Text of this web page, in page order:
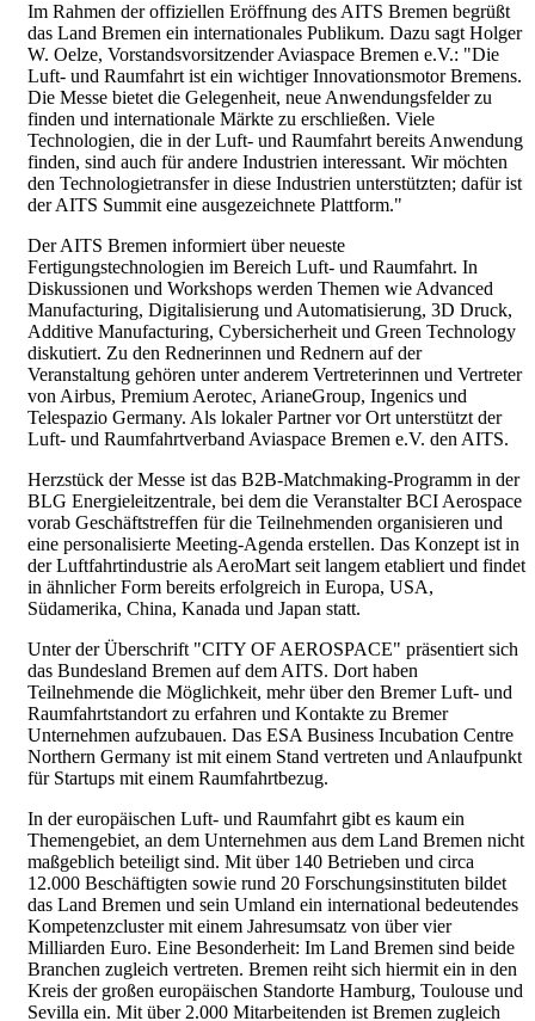
Im Rahmen der offiziellen Eröffnung des AITS Bremen begrüßt
das Land Bremen ein internationales Publikum. Dazu sagt Holger
W. Oelze, Vorstandsvorsitzender Aviaspace Bremen e.V.: "Die
Luft- und Raumfahrt ist ein wichtiger Innovationsmotor Bremens.
Die Messe bietet die Gelegenheit, neue Anwendungsfelder zu
finden und internationale Märkte zu erschließen. Viele
Technologien, die in der Luft- und Raumfahrt bereits Anwendung
finden, sind auch für andere Industrien interessant. Wir möchten
den Technologietransfer in diese Industrien unterstützten; dafür ist
der AITS Summit eine ausgezeichnete Plattform."
Der AITS Bremen informiert über neueste
Fertigungstechnologien im Bereich Luft- und Raumfahrt. In
Diskussionen und Workshops werden Themen wie Advanced
Manufacturing, Digitalisierung und Automatisierung, 3D Druck,
Additive Manufacturing, Cybersicherheit und Green Technology
diskutiert. Zu den Rednerinnen und Rednern auf der
Veranstaltung gehören unter anderem Vertreterinnen und Vertreter
von Airbus, Premium Aerotec, ArianeGroup, Ingenics und
Telespazio Germany. Als lokaler Partner vor Ort unterstützt der
Luft- und Raumfahrtverband Aviaspace Bremen e.V. den AITS.
Herzstück der Messe ist das B2B-Matchmaking-Programm in der
BLG Energieleitzentrale, bei dem die Veranstalter BCI Aerospace
vorab Geschäftstreffen für die Teilnehmenden organisieren und
eine personalisierte Meeting-Agenda erstellen. Das Konzept ist in
der Luftfahrtindustrie als AeroMart seit langem etabliert und findet
in ähnlicher Form bereits erfolgreich in Europa, USA,
Südamerika, China, Kanada und Japan statt.
Unter der Überschrift "CITY OF AEROSPACE" präsentiert sich
das Bundesland Bremen auf dem AITS. Dort haben
Teilnehmende die Möglichkeit, mehr über den Bremer Luft- und
Raumfahrtstandort zu erfahren und Kontakte zu Bremer
Unternehmen aufzubauen. Das ESA Business Incubation Centre
Northern Germany ist mit einem Stand vertreten und Anlaufpunkt
für Startups mit einem Raumfahrtbezug.
In der europäischen Luft- und Raumfahrt gibt es kaum ein
Themengebiet, an dem Unternehmen aus dem Land Bremen nicht
maßgeblich beteiligt sind. Mit über 140 Betrieben und circa
12.000 Beschäftigten sowie rund 20 Forschungsinstituten bildet
das Land Bremen und sein Umland ein international bedeutendes
Kompetenzcluster mit einem Jahresumsatz von über vier
Milliarden Euro. Eine Besonderheit: Im Land Bremen sind beide
Branchen zugleich vertreten. Bremen reiht sich hiermit ein in den
Kreis der großen europäischen Standorte Hamburg, Toulouse und
Sevilla ein. Mit über 2.000 Mitarbeitenden ist Bremen zugleich